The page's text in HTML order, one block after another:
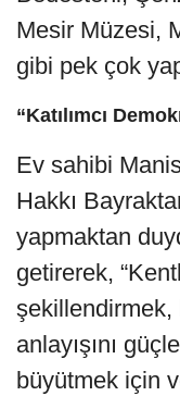
Mesir Müzesi,
gibi pek çok
“Katılımcı
Ev sahibi
Hakkı
yapmaktan
getirerek,
şekillendirmek,
anlayışını
büyütmek için